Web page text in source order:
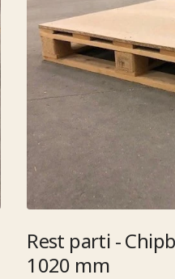
Rest parti -
1020 mm​​​​‌ ‍ ​‍​‍‌‍ ‌ ​‍‌‍‍‌‌‍‌ ‌‍‍‌‌‍ ‍​‍​‍​ ‍‍​‍​‍‌ ​ ‌‍​‌‌‍ ‍‌‍‍‌‌ ‌​‌ ‍‌​‍ ‍‌‍‍‌‌‍ ​‍​‍​‍ ​​‍​‍‌‍‍​‌ ​‍‌‍‌‌‌‍‌‍​‍​‍​ ‍‍​‍​‍‌ ​ ‌ ‌‌‌ ​​‌‍‌‌‌ ​‍​‍ ‌‌‍ ​‌‍ ‌‍‌ ‌‍‍‌‌‍ ‍​‍ ‌‍‍‌‌‍ ‍‌ ‌​‌‍‌‌‌‍ ‍‌ ‌​​‍ ‌‍‌‌‌‍‌​‌‍‍‌‌ ‌​​‍ ‌‍ ‌‌‍ ‌‍‌​‌‍‌‌​ ‌‌ ​​‌ ​‍‌‍‌‌‌ ​ ‌‍‌‌‌‍ ‍‌ ‌​‌‍​‌‌ ‌​‌‍‍‌‌‍ ‌‍ ‍​ ‍ ‌‍‍‌‌‍‌​​ ‌‌ ​ ‌‍‍​‌‍ ‌ ​​‌‍‍‌‌‍‌‍‌ ‍‌‌‌​​‌ ​‍‌‍ ‌‍‌​‌ ‌‌‌‍​ ‌ ‌​​‍ ‌​ ‌‍​ ‍‌​ ‌‍​ ​ ​ ​ ​ ‍​​ ‌‌​ ​ ​ ​​​ ​ ​ ​‍​ ‌​​ ‌ ​ ‍ ‌ ‌​‌ ‍‌‌ ​​‌‍‌‌​ ‌‌ ​​‌ ​‍‌‍ ‌‍‌​‌ ‌‌‌‍​ ‌ ‌​​ ‍ ‌ ​​‌‍​‌‌ ‌​‌‍‍​​ ‌‌ ​ ‌ ‌​‌‍ ‌ ​‍‌‍‌‌​‍ ‍‌ ‌​‌‍‍‌‌ ‌​‌‍ ​‌‍‌‌​ ‌‍​‍‌‍​‌‌ ​ ‌‍‌‌‌‌‌‌‌ ​‍‌‍ ​​ ‌‌ ​ ‌ ‌‌‌ ​​‌‍‌‌‌ ​‍​‍ ‌‌‍ ​‌‍ ‌‍‌ ‌‍‍‌‌‍ ‍​‍‌‍‌‍‍‌‌‍‌​​ ‌‌ ​ ‌‍‍​‌‍ ‌ ​​‌‍‍‌‌‍‌‍‌ ‍‌‌‌​​‌ ​‍‌‍ ‌‍‌​‌ ‌‌‌‍​ ‌ ‌​​‍ ‌​ ‌‍​ ‍‌​ ‌‍​ ​ ​ ​ ​ ‍​​ ‌‌​ ​ ​ ​​​ ​ ​ ​‍​ ‌​​ ‌ ​‍‌‍‌ ‌​‌ ‍‌‌ ​​‌‍‌‌​ ‌‌ ​​‌ ​‍‌‍ ‌‍‌​‌ ‌‌‌‍​ ‌ ‌​​‍‌‍‌ ​​‌‍​‌‌ ‌​‌‍‍​​ ‌‌ ​ ‌ ‌​‌‍ ‌ ​‍‌‍‌‌​‍ ‍‌ ‌​‌‍‍‌‌ ‌​‌‍ ​‌‍‌‌​‍‌‍‌ ​​‌‍‌‌‌ ​‍‌ ​ ‌ ​​‌‍‌‌‌‍​ ‌ ‌​‌‍‍‌‌ ‌‍‌‍‌‌​ ‌‌ ​​‌ ‌‌‌‍​‍‌‍ ​‌‍‍‌‌ ​ ‌‍‍​‌‍‌‌‌‍‌​​‍​‍‌ ‌